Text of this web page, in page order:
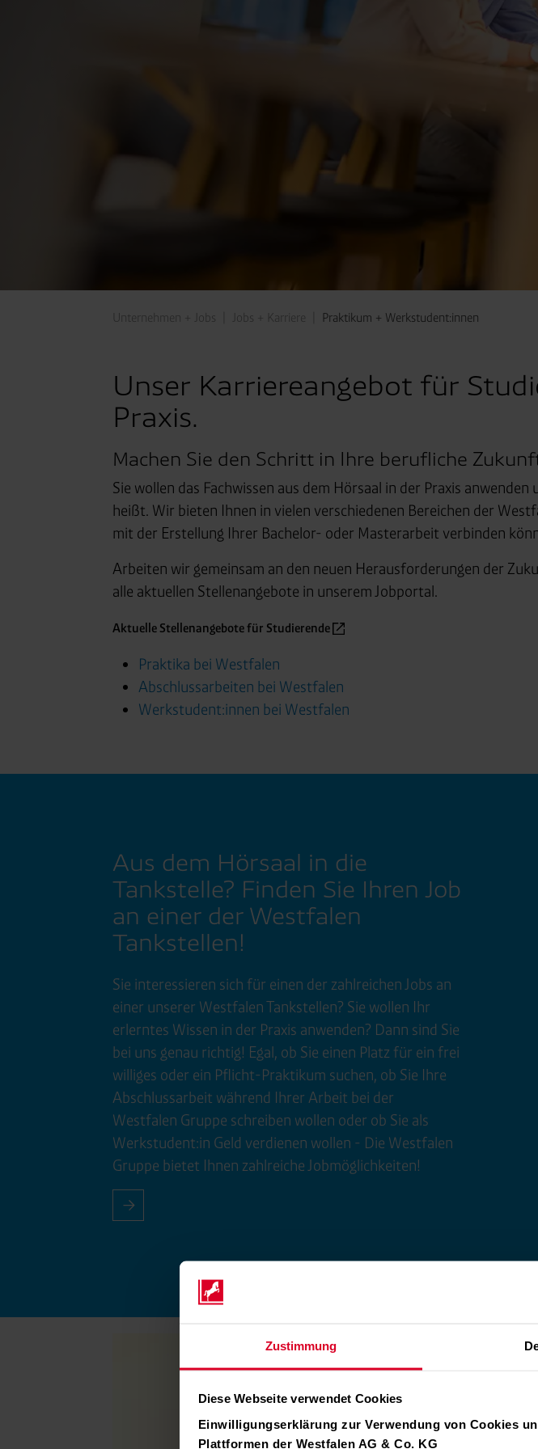
Zustimmung
Diese Webseite verwendet Cookies
Einwilligungserklärung zur Verwendung von Cookies
Plattformen der Westfalen AG & Co. KG
Unternehmen + Jobs Jobs + Karriere Praktikum + Werkstudent:innen
Unser Karriereangebot für
Praxis.
Machen Sie den Schritt in Ihre berufliche
Sie wollen das Fachwissen aus dem Hörsaal in der Praxis
heißt. Wir bieten Ihnen in vielen verschiedenen Bereichen der
mit der Erstellung Ihrer Bachelor- oder Masterarbeit verbinden
Arbeiten wir gemeinsam an den neuen Herausforderungen der
alle aktuellen Stellenangebote in unserem Jobportal.
Aktuelle Stellenangebote für Studierende
Praktika bei Westfalen
Abschlussarbeiten bei Westfalen
Werkstudent:innen bei Westfalen
Aus dem Hörsaal in die
Tankstelle? Finden Sie Ihren Job
an einer der Westfalen
Tankstellen!
Sie interessieren sich für einen der zahlreichen Jobs an
einer unserer Westfalen Tankstellen? Sie wollen Ihr
erlerntes Wissen in der Praxis anwenden? Dann sind Sie
bei uns genau richtig! Egal, ob Sie einen Platz für ein frei
williges oder ein Pflicht-Praktikum suchen, ob Sie Ihre
Abschlussarbeit während Ihrer Arbeit bei der
Westfalen Gruppe schreiben wollen oder ob Sie als
Werkstudent:in Geld verdienen wollen -­ Die Westfalen
Gruppe bietet Ihnen zahlreiche Jobmöglichkeiten!